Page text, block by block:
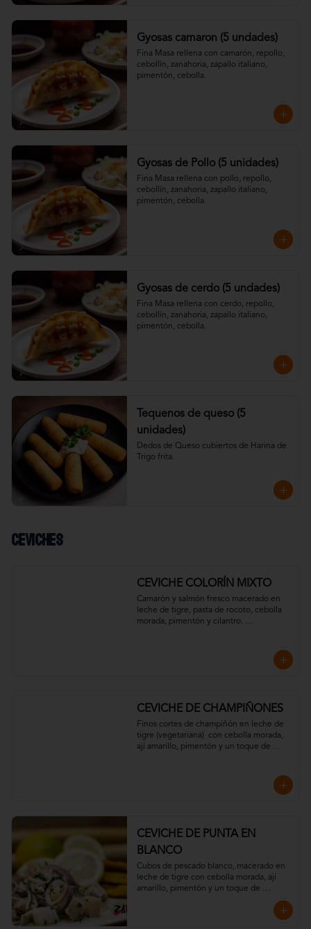
Gyosas camaron (5 undades)
Fina Masa rellena con camarón, repollo,
cebollín, zanahoria, zapallo italiano,
pimentón, cebolla.
Gyosas de Pollo (5 unidades)
Fina Masa rellena con pollo, repollo,
cebollín, zanahoria, zapallo italiano,
pimentón, cebolla.
Gyosas de cerdo (5 undades)
Fina Masa rellena con cerdo, repollo,
cebollín, zanahoria, zapallo italiano,
pimentón, cebolla.
Tequenos de queso (5
unidades)
Dedos de Queso cubiertos de Harina de
Trigo frita.
Ceviches
CEVICHE COLORÍN MIXTO
Camarón y salmón fresco macerado en
leche de tigre, pasta de rocoto, cebolla
morada, pimentón y cilantro.
CEVICHE DE CHAMPIÑONES
Finos cortes de champiñón en leche de
tigre (vegetariana)  con cebolla morada,
ají amarillo, pimentón y un toque de
CEVICHE DE PUNTA EN
BLANCO
Cubos de pescado blanco, macerado en
leche de tigre con cebolla morada, ají
amarillo, pimentón y un toque de